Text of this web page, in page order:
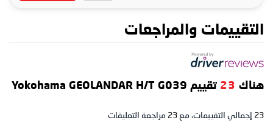
التقييمات والمراجعات
هناك 23 تقييم Yokohama GEOLANDAR H/T G039
23 إجمالي التقييمات، مع 23 مراجعة التعليقات